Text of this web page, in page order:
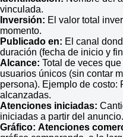
vinculada.
Inversión: El valor total
momento.
Publicado en: El canal
duración (fecha de inicio y
Alcance: Total de veces
usuarios únicos (sin contar
persona). Ejemplo de costo:
alcanzadas.
Atenciones iniciadas:
iniciadas a partir del anuncio.
Gráfico: Atenciones